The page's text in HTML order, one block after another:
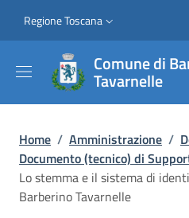
Slim top
Regione Toscana
Comune di
Tavarnelle
Briciole di pane
Home / Amministrazione /
Documento (tecnico) di
Lo stemma e il sistema di
Barberino Tavarnelle